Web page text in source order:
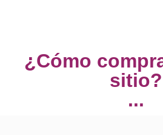
¿Cómo
sitio?
...